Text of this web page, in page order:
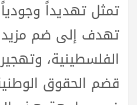
تمثل تهديداً
تهدف إلى ضم مزيد
الفلسطينية،
قضم الحقوق